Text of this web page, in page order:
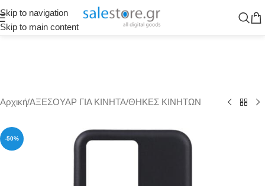
Skip to navigation
Skip to main content
Αρχική/ΑΞΕΣΟΥΑΡ ΓΙΑ ΚΙΝΗΤΑ/ΘΗΚΕΣ ΚΙΝΗΤΩΝ
-50%